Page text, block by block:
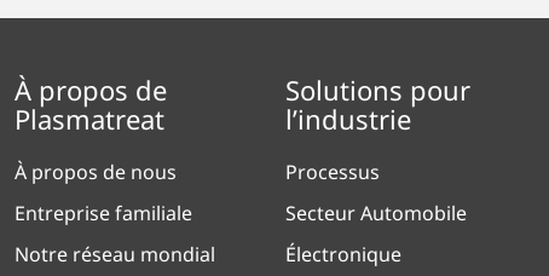
À propos de
Plasmatreat
À propos de nous
Entreprise familiale
Notre réseau mondial
Solutions pour
l’industrie
Processus
Secteur Automobile
Électronique